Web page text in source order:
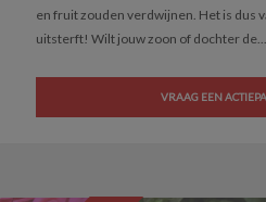
en fruit zouden verdwijnen. Het is dus
uitsterft! Wilt jouw zoon of dochter de...
VRAAG EEN